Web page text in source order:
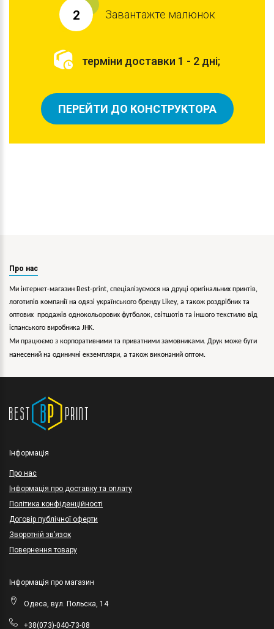
2 Завантажте малюнок
терміни доставки 1 - 2 дні;
ПЕРЕЙТИ ДО КОНСТРУКТОРА
Про нас
Ми інтернет-магазин Best-print, спеціалізуємося на друці оригінальних принтів,
логотипів компанії на одязі українського бренду Likey, а також роздрібних та
оптових продажів однокольорових футболок, світшотів та іншого текстилю від
іспанського виробника JHK.
Ми працюємо з корпоративними та приватними замовниками. Друк може бути
нанесений на одиничні екземпляри, а також виконаний оптом.
Інформація
Про нас
Інформація про доставку та оплату
Політика конфіденційності
Договір публічної оферти
Зворотній зв’язок
Повернення товару
Інформація про магазин
Одеса, вул. Польска, 14
+38(073)-040-73-08